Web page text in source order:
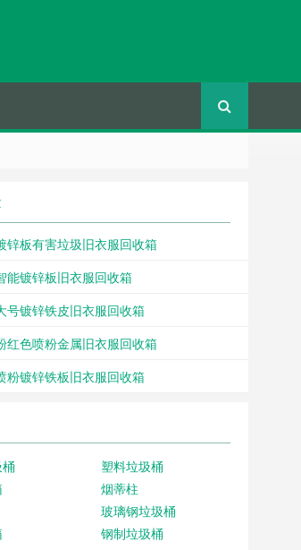
锌板有害垃圾旧衣服回收箱
能镀锌板旧衣服回收箱
号镀锌铁皮旧衣服回收箱
红色喷粉金属旧衣服回收箱
粉镀锌铁板旧衣服回收箱
塑料垃圾桶
烟蒂柱
玻璃钢垃圾桶
钢制垃圾桶